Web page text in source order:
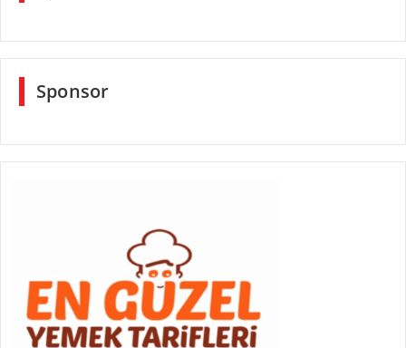
Sponsor